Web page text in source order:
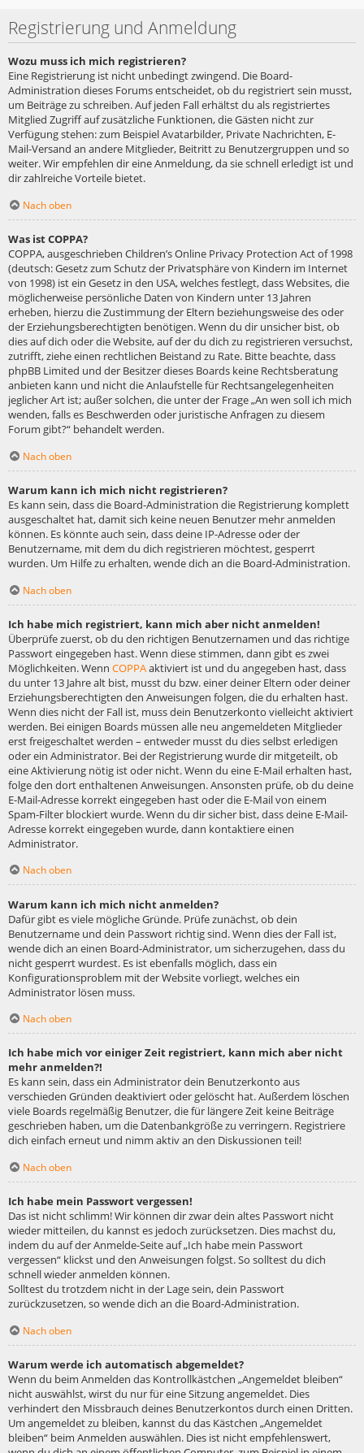
Registrierung und Anmeldung
Wozu muss ich mich registrieren?
Eine Registrierung ist nicht unbedingt zwingend. Die Board-
Administration dieses Forums entscheidet, ob du registriert sein musst,
um Beiträge zu schreiben. Auf jeden Fall erhältst du als registriertes
Mitglied Zugriff auf zusätzliche Funktionen, die Gästen nicht zur
Verfügung stehen: zum Beispiel Avatarbilder, Private Nachrichten, E-
Mail-Versand an andere Mitglieder, Beitritt zu Benutzergruppen und so
weiter. Wir empfehlen dir eine Anmeldung, da sie schnell erledigt ist und
dir zahlreiche Vorteile bietet.
Nach oben
Was ist COPPA?
COPPA, ausgeschrieben Children’s Online Privacy Protection Act of 1998
(deutsch: Gesetz zum Schutz der Privatsphäre von Kindern im Internet
von 1998) ist ein Gesetz in den USA, welches festlegt, dass Websites, die
möglicherweise persönliche Daten von Kindern unter 13 Jahren
erheben, hierzu die Zustimmung der Eltern beziehungsweise des oder
der Erziehungsberechtigten benötigen. Wenn du dir unsicher bist, ob
dies auf dich oder die Website, auf der du dich zu registrieren versuchst,
zutrifft, ziehe einen rechtlichen Beistand zu Rate. Bitte beachte, dass
phpBB Limited und der Besitzer dieses Boards keine Rechtsberatung
anbieten kann und nicht die Anlaufstelle für Rechtsangelegenheiten
jeglicher Art ist; außer solchen, die unter der Frage „An wen soll ich mich
wenden, falls es Beschwerden oder juristische Anfragen zu diesem
Forum gibt?“ behandelt werden.
Nach oben
Warum kann ich mich nicht registrieren?
Es kann sein, dass die Board-Administration die Registrierung komplett
ausgeschaltet hat, damit sich keine neuen Benutzer mehr anmelden
können. Es könnte auch sein, dass deine IP-Adresse oder der
Benutzername, mit dem du dich registrieren möchtest, gesperrt
wurden. Um Hilfe zu erhalten, wende dich an die Board-Administration.
Nach oben
Ich habe mich registriert, kann mich aber nicht anmelden!
Überprüfe zuerst, ob du den richtigen Benutzernamen und das richtige
Passwort eingegeben hast. Wenn diese stimmen, dann gibt es zwei
Möglichkeiten. Wenn COPPAaktiviert ist und du angegeben hast, dass
du unter 13 Jahre alt bist, musst du bzw. einer deiner Eltern oder deiner
Erziehungsberechtigten den Anweisungen folgen, die du erhalten hast.
Wenn dies nicht der Fall ist, muss dein Benutzerkonto vielleicht aktiviert
werden. Bei einigen Boards müssen alle neu angemeldeten Mitglieder
erst freigeschaltet werden – entweder musst du dies selbst erledigen
oder ein Administrator. Bei der Registrierung wurde dir mitgeteilt, ob
eine Aktivierung nötig ist oder nicht. Wenn du eine E-Mail erhalten hast,
folge den dort enthaltenen Anweisungen. Ansonsten prüfe, ob du deine
E-Mail-Adresse korrekt eingegeben hast oder die E-Mail von einem
Spam-Filter blockiert wurde. Wenn du dir sicher bist, dass deine E-Mail-
Adresse korrekt eingegeben wurde, dann kontaktiere einen
Administrator.
Nach oben
Warum kann ich mich nicht anmelden?
Dafür gibt es viele mögliche Gründe. Prüfe zunächst, ob dein
Benutzername und dein Passwort richtig sind. Wenn dies der Fall ist,
wende dich an einen Board-Administrator, um sicherzugehen, dass du
nicht gesperrt wurdest. Es ist ebenfalls möglich, dass ein
Konfigurationsproblem mit der Website vorliegt, welches ein
Administrator lösen muss.
Nach oben
Ich habe mich vor einiger Zeit registriert, kann mich aber nicht
mehr anmelden?!
Es kann sein, dass ein Administrator dein Benutzerkonto aus
verschieden Gründen deaktiviert oder gelöscht hat. Außerdem löschen
viele Boards regelmäßig Benutzer, die für längere Zeit keine Beiträge
geschrieben haben, um die Datenbankgröße zu verringern. Registriere
dich einfach erneut und nimm aktiv an den Diskussionen teil!
Nach oben
Ich habe mein Passwort vergessen!
Das ist nicht schlimm! Wir können dir zwar dein altes Passwort nicht
wieder mitteilen, du kannst es jedoch zurücksetzen. Dies machst du,
indem du auf der Anmelde-Seite auf „Ich habe mein Passwort
vergessen“ klickst und den Anweisungen folgst. So solltest du dich
schnell wieder anmelden können.
Solltest du trotzdem nicht in der Lage sein, dein Passwort
zurückzusetzen, so wende dich an die Board-Administration.
Nach oben
Warum werde ich automatisch abgemeldet?
Wenn du beim Anmelden das Kontrollkästchen „Angemeldet bleiben“
nicht auswählst, wirst du nur für eine Sitzung angemeldet. Dies
verhindert den Missbrauch deines Benutzerkontos durch einen Dritten.
Um angemeldet zu bleiben, kannst du das Kästchen „Angemeldet
bleiben“ beim Anmelden auswählen. Dies ist nicht empfehlenswert,